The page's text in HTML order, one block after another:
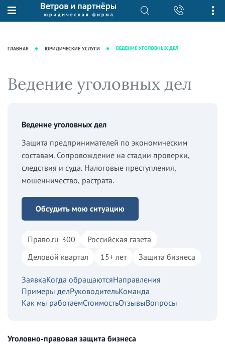
О нас
Преимущества юридической
Кейсы
Юридические услуги
Налоговая практика
Ведение уголовных дел
Защита активов
Ведение дел о банкротстве
База знаний
Новости
Видеоподкасты
Вопросы-ответы
Вебинары и семинары
Прямые эфиры
ГЛАВНАЯ ЮРИДИЧЕСКИЕ УСЛУГИ ВЕДЕНИЕ УГОЛОВНЫХ ДЕЛ
Ведение уголовных дел
Ведение уголовных дел
Защита предпринимателей по экономическим
составам. Сопровождение на стадии проверки,
следствия и суда. Налоговые преступления,
мошенничество, растрата.
Обсудить мою ситуацию
Право.ru-300
Российская газета
Деловой квартал
15+ лет Защита бизнеса
ЗаявкаКогда обращаютсяНаправления
Примеры делРуководительКоманда
Как мы работаемСтоимостьОтзывыВопросы
Уголовно-правовая защита бизнеса